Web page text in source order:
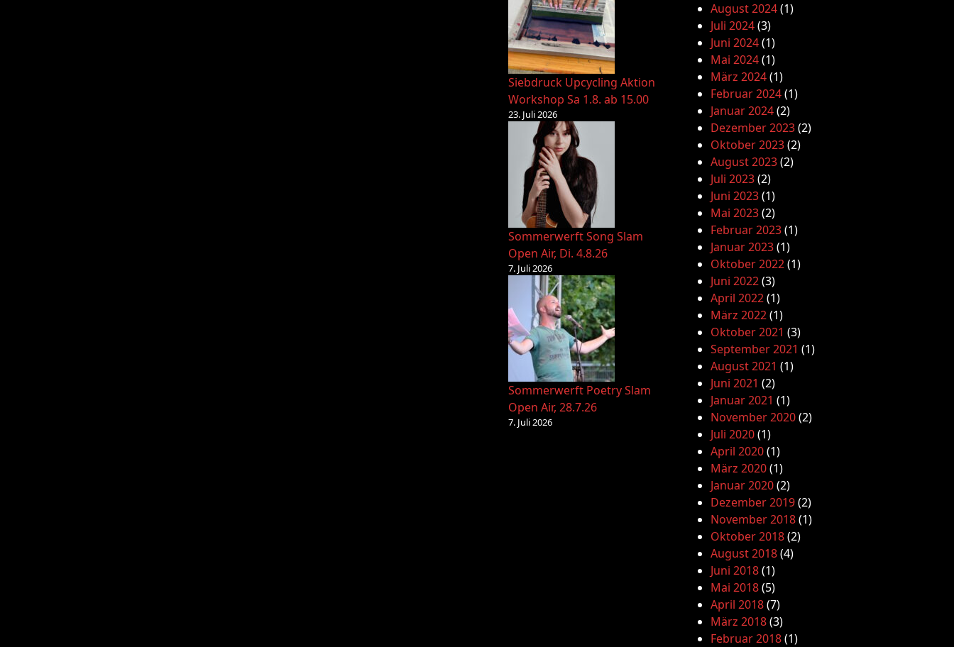
Siebdruck Upcycling Aktion
Workshop Sa 1.8. ab 15.00
23. Juli 2026
Sommerwerft Song Slam
Open Air, Di. 4.8.26
7. Juli 2026
Sommerwerft Poetry Slam
Open Air, 28.7.26
7. Juli 2026
August 2024(1)
Juli 2024(3)
Juni 2024(1)
Mai 2024(1)
März 2024(1)
Februar 2024(1)
Januar 2024(2)
Dezember 2023(2)
Oktober 2023(2)
August 2023(2)
Juli 2023(2)
Juni 2023(1)
Mai 2023(2)
Februar 2023(1)
Januar 2023(1)
Oktober 2022(1)
Juni 2022(3)
April 2022(1)
März 2022(1)
Oktober 2021 (3)
September 2021 (1)
August 2021 (1)
Juni 2021 (2)
Januar 2021 (1)
November 2020(2)
Juli 2020(1)
April 2020(1)
März 2020(1)
Januar 2020(2)
Dezember 2019(2)
November 2018(1)
Oktober 2018(2)
August 2018(4)
Juni 2018(1)
Mai 2018(5)
April 2018(7)
März 2018(3)
Februar 2018(1)